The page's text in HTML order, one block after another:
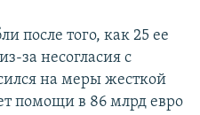
после того, как 25 ее
за несогласия с
на меры жесткой
помощи в 86 млрд евро